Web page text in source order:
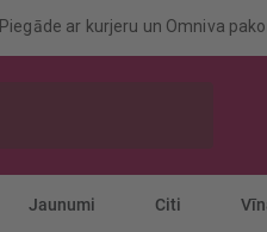
Piegāde ar kurjeru un Omniva
Jaunumi Citi